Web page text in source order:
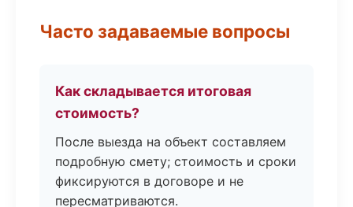
Часто задаваемые вопросы
Как складывается итоговая
стоимость?
После выезда на объект составляем
подробную смету; стоимость и сроки
фиксируются в договоре и не
пересматриваются.